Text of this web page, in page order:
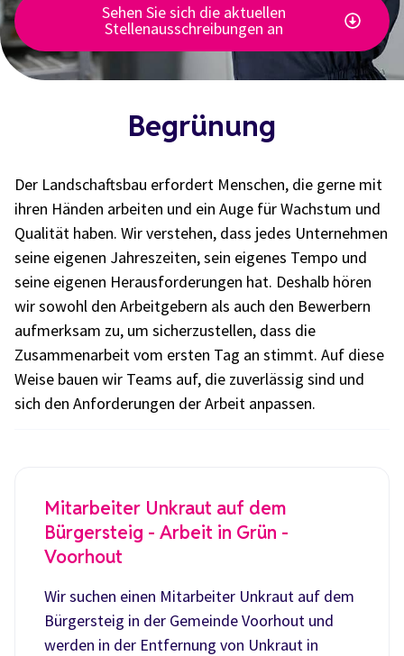
Sehen Sie sich die aktuellen
Stellenausschreibungen an
Begrünung
Der Landschaftsbau erfordert Menschen, die gerne mit
ihren Händen arbeiten und ein Auge für Wachstum und
Qualität haben. Wir verstehen, dass jedes Unternehmen
seine eigenen Jahreszeiten, sein eigenes Tempo und
seine eigenen Herausforderungen hat. Deshalb hören
wir sowohl den Arbeitgebern als auch den Bewerbern
aufmerksam zu, um sicherzustellen, dass die
Zusammenarbeit vom ersten Tag an stimmt. Auf diese
Weise bauen wir Teams auf, die zuverlässig sind und
sich den Anforderungen der Arbeit anpassen.
Mitarbeiter Unkraut auf dem
Bürgersteig - Arbeit in Grün -
Voorhout
Wir suchen einen Mitarbeiter Unkraut auf dem
Bürgersteig in der Gemeinde Voorhout und
werden in der Entfernung von Unkraut in